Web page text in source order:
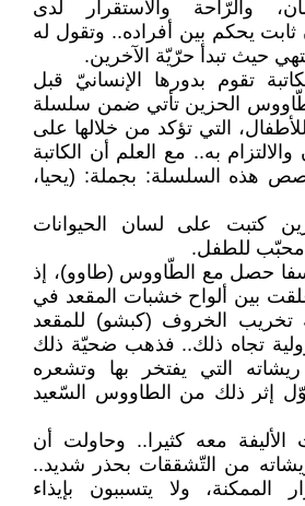
والرّاحة والاستقرار لدى
ثابت يحكم بين أفراده.. وتقول له
حيث تبدأ حرّيّة الآخرين.
تقوم بدورها الإنسانيّ قبل
الحزين تأتي ضمن سلسلة
التي تؤكد من خلالها على
به.. مع العلم أن الكاتبة
هذه السلسلة: بجملة: (يحيا،
كتبت على لسان الحيوانات
محبّب للطفل.
حصل مع الطّاووس (طاوو)، إذ
بين ألواح خشبات المقعد في
تخريب الخروف (كبشو) للمقعد
تجاه ذلك.. فذهب ضحيّة ذلك
التي يفتخر بها وتشعره
إثر ذلك من الطاووس السّعيد
الأليفة معه كثيرا.. وحاولت أن
من التّشققات بحذر شديد..
الممكنة، ولا يتسببون بإيذاء